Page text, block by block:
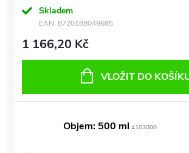
Skladem
EAN: 8720188049685
1 166,20 Kč
VLOŽIT DO
Objem: 500 ml 4103000